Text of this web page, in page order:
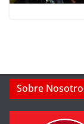
Sobre